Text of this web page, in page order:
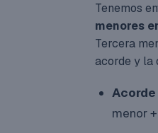
Tenemos
menores
Tercera
acorde y la
Acorde
menor